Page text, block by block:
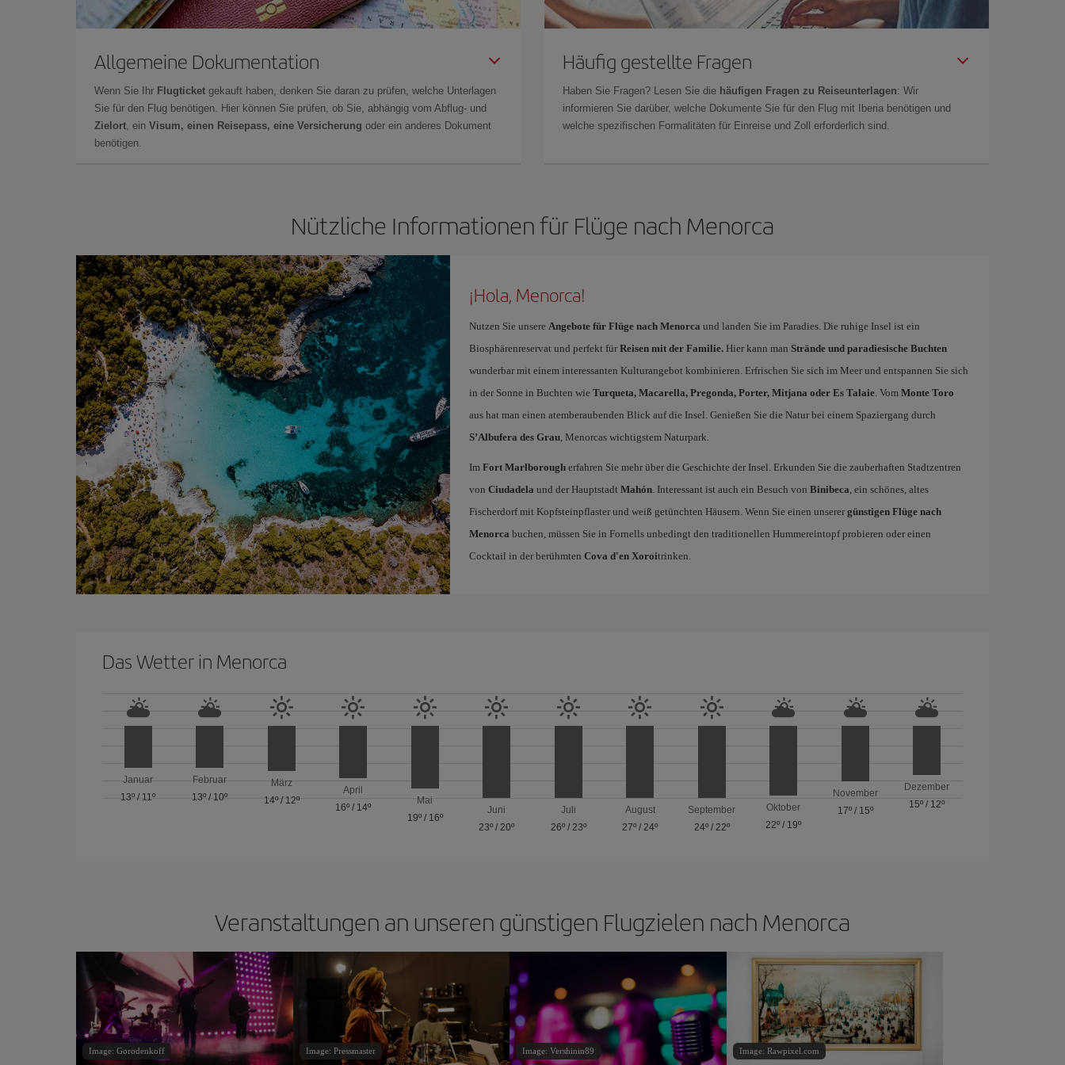
Allgemeine Dokumentation
Wenn Sie Ihr Flugticket gekauft haben, denken Sie daran zu prüfen, welche Unterlagen
Sie für den Flug benötigen. Hier können Sie prüfen, ob Sie, abhängig vom Abflug- und
Zielort, ein Visum, einen Reisepass, eine Versicherung oder ein anderes Dokument
benötigen.
Häufig gestellte Fragen
Haben Sie Fragen? Lesen Sie die häufigen Fragen zu Reiseunterlagen: Wir
informieren Sie darüber, welche Dokumente Sie für den Flug mit Iberia benötigen und
welche spezifischen Formalitäten für Einreise und Zoll erforderlich sind.
Nützliche Informationen für Flüge nach Menorca
¡Hola, Menorca!
Nutzen Sie unsere Angebote für Flüge nach Menorca und landen Sie im Paradies. Die ruhige Insel ist ein
Biosphärenreservat und perfekt für Reisen mit der Familie.Hier kann man Strände und paradiesische Buchten
wunderbar mit einem interessanten Kulturangebot kombinieren. Erfrischen Sie sich im Meer und entspannen Sie sich
in der Sonne in Buchten wie Turqueta, Macarella, Pregonda, Porter, Mitjana oder Es Talaie. Vom Monte Toro
aus hat man einen atemberaubenden Blick auf die Insel. Genießen Sie die Natur bei einem Spaziergang durch
S’Albufera des Grau, Menorcas wichtigstem Naturpark.
Im Fort Marlborougherfahren Sie mehr über die Geschichte der Insel. Erkunden Sie die zauberhaften Stadtzentren
von Ciudadela und der Hauptstadt Mahón. Interessant ist auch ein Besuch von Binibeca, ein schönes, altes
Fischerdorf mit Kopfsteinpflaster und weiß getünchten Häusern. Wenn Sie einen unserer günstigen Flüge nach
Menorca buchen, müssen Sie in Fornells unbedingt den traditionellen Hummereintopf probieren oder einen
Cocktail in der berühmten Cova d'en Xoroitrinken.
Das Wetter in Menorca
Januar
13º / 11º
Februar
13º / 10º
März
14º/ 12º
April
16º / 14º
Mai
19º/ 16º
Juni
23º /20º
Juli
26º/ 23º
August
27º /24º
September
24º/ 22º
Oktober
22º / 19º
November
17º/ 15º
Dezember
15º / 12º
Veranstaltungen an unseren günstigen Flugzielen nach Menorca
Image: Gorodenkoff Image: Pressmaster Image: Vershinin89 Image: Rawpixel.com